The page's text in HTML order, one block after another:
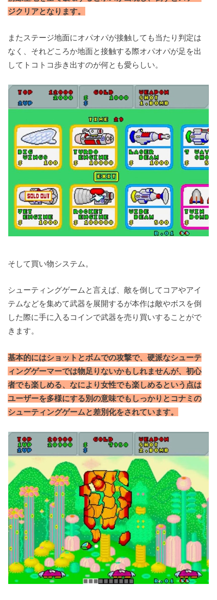
ジクリアとなります。
またステージ地面にオパオパが接触しても当たり判定は
なく、それどころか地面と接触する際オパオパが足を出
してトコトコ歩き出すのが何とも愛らしい。
そして買い物システム。
シューティングゲームと言えば、敵を倒してコアやアイ
テムなどを集めて武器を展開するが本作は敵やボスを倒
した際に手に入るコインで武器を売り買いすることがで
きます。
基本的にはショットとボムでの攻撃で、硬派なシューテ
ィングゲーマーでは物足りないかもしれませんが、初心
者でも楽しめる、なにより女性でも楽しめるという点は
ユーザーを多様にする別の意味でもしっかりとコナミの
シューティングゲームと差別化をされています。